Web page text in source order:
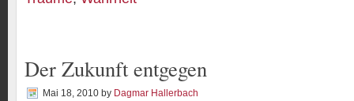
Der Zukunft entgegen
Mai 18, 2010 by Dagmar Hallerbach